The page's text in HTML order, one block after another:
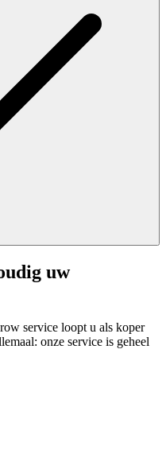
uw
service loopt u als koper
onze service is geheel